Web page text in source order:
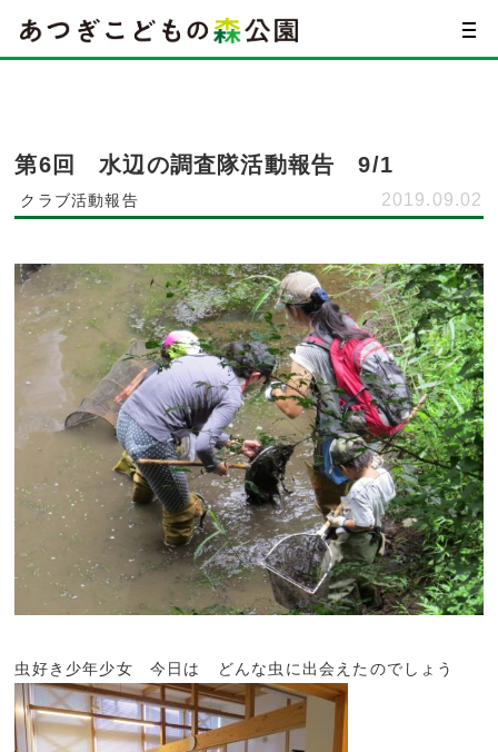
第6回 水辺の調査隊活動報告 9/1
クラブ活動報告 2019.09.02
虫好き少年少女 今日は どんな虫に出会えたのでしょう